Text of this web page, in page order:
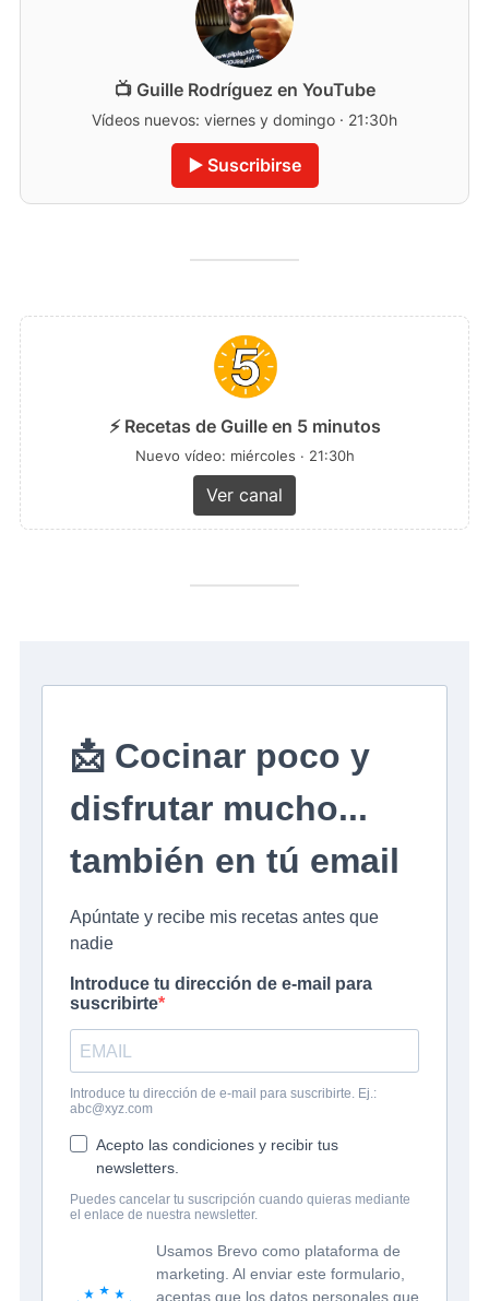
📺 Guille Rodríguez en YouTube
Vídeos nuevos: viernes y domingo · 21:30h
▶️ Suscribirse
⚡ Recetas de Guille en 5 minutos
Nuevo vídeo: miércoles · 21:30h
Ver canal